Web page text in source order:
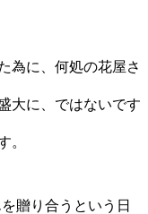
為に、何処の花屋さ
大に、ではないです
。
贈り合うという日